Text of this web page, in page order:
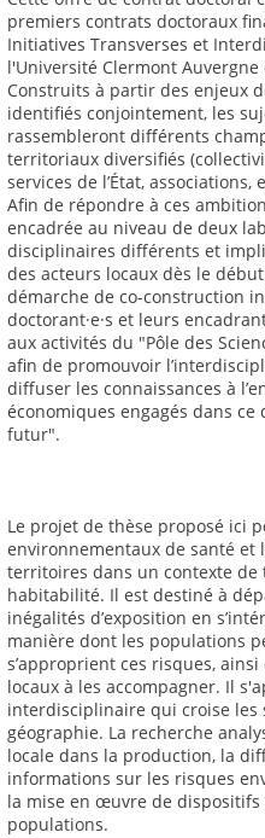
premiers contrats doctoraux
Initiatives Transverses et
l'Université Clermont
Construits à partir des enjeux
identifiés conjointement, les
rassembleront différents
territoriaux diversifiés
services de l’État, associations,
Afin de répondre à ces
encadrée au niveau de deux
disciplinaires différents et
des acteurs locaux dès le
démarche de co-construction
doctorant·e·s et leurs
aux activités du "Pôle des
afin de promouvoir
diffuser les connaissances à
économiques engagés dans
futur".
Le projet de thèse proposé ici
environnementaux de santé et
territoires dans un contexte
habitabilité. Il est destiné à
inégalités d’exposition en
manière dont les populations
s’approprient ces risques,
locaux à les accompagner. Il
interdisciplinaire qui croise les
géographie. La recherche
locale dans la production, la
informations sur les risques
la mise en œuvre de dispositifs
populations.